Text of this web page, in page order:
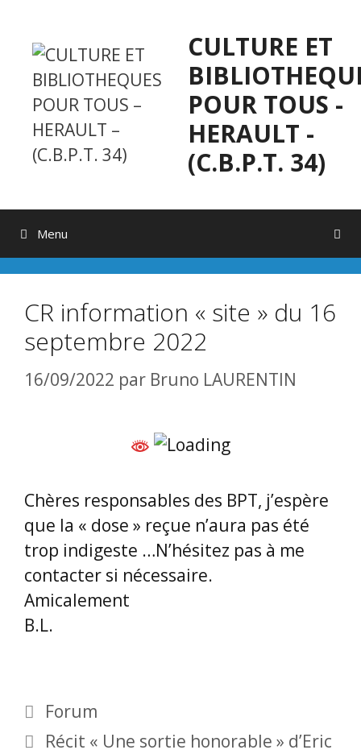
contenu
CULTURE ET
POUR TOUS -
HERAULT -
(C.B.P.T. 34)
Menu
CR information « site » du 16
septembre 2022
16/09/2022 par Bruno LAURENTIN
Chères responsables des BPT, j’espère
que la « dose » reçue n’aura pas été
trop indigeste …N’hésitez pas à me
contacter si nécessaire.
Amicalement
B.L.
Catégories
Forum
Récit « Une sortie honorable » d’Eric